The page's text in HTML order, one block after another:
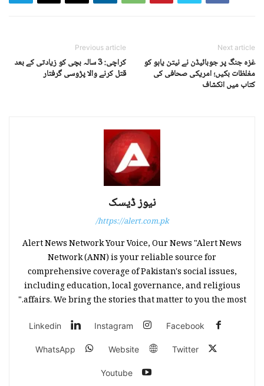
Previous article
کراچی: 3 سالہ بچی کو زیادتی کے بعد
قتل کرنے والا پڑوسی گرفتار
Next article
غزہ جنگ پر جوبائیڈن نے نیتن یاہو کو
مغلظات بکیں؛ امریکی صحافی کی
کتاب میں انکشاف
نیوز ڈیسک
https://alert.com.pk/
Alert News Network Your Voice, Our News "Alert News
Network (ANN) is your reliable source for
comprehensive coverage of Pakistan's social issues,
including education, local governance, and religious
affairs. We bring the stories that matter to you the most."
Facebook
Instagram
Linkedin
Twitter
Website
WhatsApp
Youtube